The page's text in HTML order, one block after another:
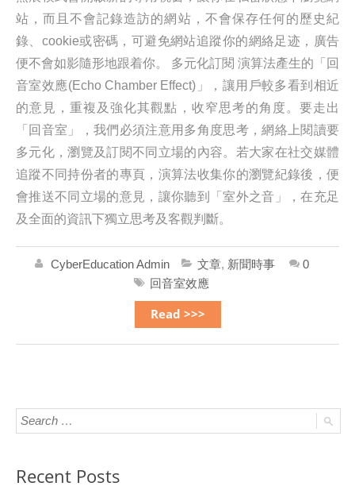
站，而且不會記錄造訪的網站，不會保存任何的歷史紀
錄、cookie或密碼，可避免網站追蹤你的網絡足迹，廣告
便不會如影隨形地跟着你。 多元化訂閱 演算法產生的「回
音室效應(Echo Chamber Effect)」，讓用戶較多看到相近
的意見，重複及強化其觀點，收窄思考的角度。要走出
「回音室」，我們必須注意用多角度思考，網絡上閱讀要
多元化，瀏覽及訂閱不同立場的內容。若大家在社交媒體
追蹤不同持份者的專頁，演算法收集你的瀏覽紀錄後，便
會推送不同立場的意見，讓你聽到「室外之音」，在充足
及全面的資訊下獨立思考及客觀判斷。
CyberEducation Admin 文章, 新聞時事
0
回音室效應
Read >>>
Recent Posts